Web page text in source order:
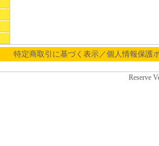
特定商取引に基づく表示／個人情報保護
Reserve